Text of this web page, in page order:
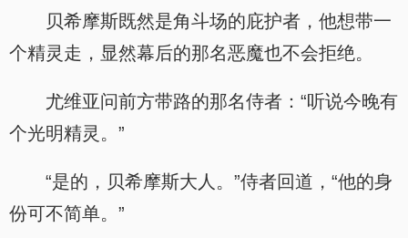
贝希摩斯既然是角斗场的庇护者，他想带一
个精灵走，显然幕后的那名恶魔也不会拒绝。
尤维亚问前方带路的那名侍者：“听说今晚有
个光明精灵。”
“是的，贝希摩斯大人。”侍者回道，“他的身
份可不简单。”